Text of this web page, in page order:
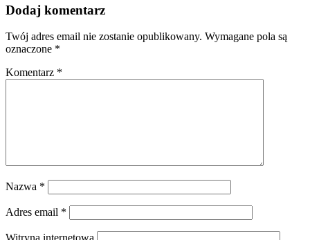
Dodaj komentarz
Twój adres email nie zostanie opublikowany. Wymagane pola są
oznaczone *
Komentarz *
Nazwa *
Adres email *